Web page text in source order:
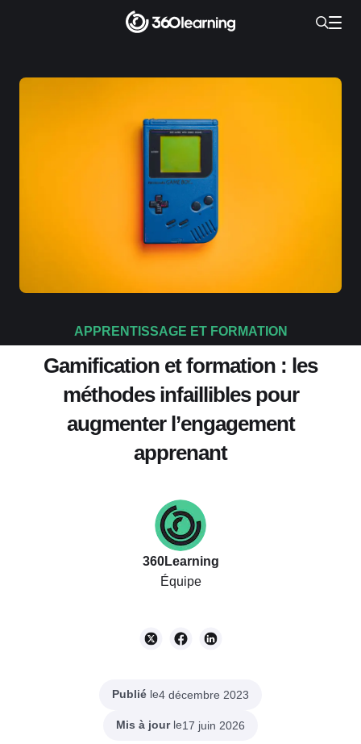
APPRENTISSAGE ET FORMATION
Gamification et formation : les
méthodes infaillibles pour
augmenter l’engagement
apprenant
360Learning
Équipe
Publié le4 décembre 2023
Mis à jourle17 juin 2026